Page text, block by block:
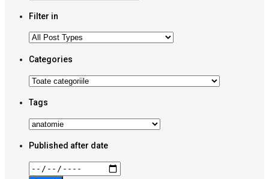
Filter in
Categories
Tags
Published after date